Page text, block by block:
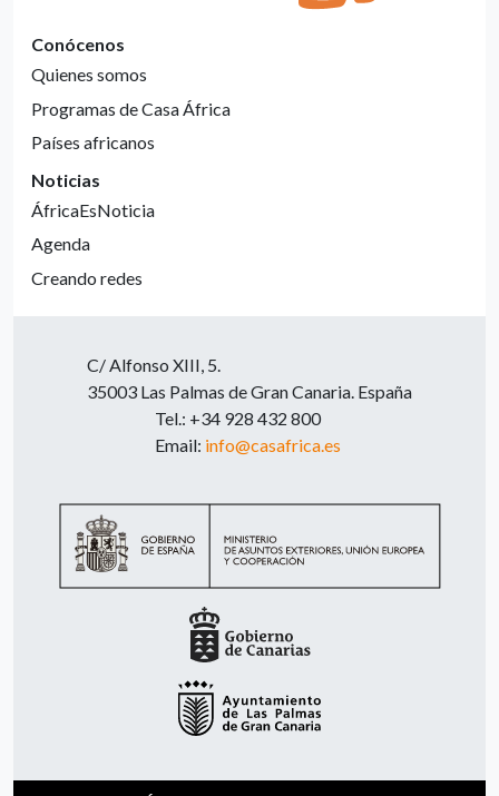
Conócenos
Quienes somos
Programas de Casa África
Países africanos
Noticias
ÁfricaEsNoticia
Agenda
Creando redes
C/ Alfonso XIII, 5.
35003 Las Palmas de Gran Canaria. España
Tel.: +34 928 432 800
Email: info@casafrica.es